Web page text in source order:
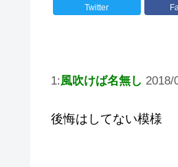
Twitter
1:風吹けば名無し 2018/
後悔はしてない模様